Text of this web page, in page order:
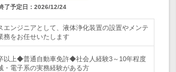
了予定日： 2026/12/24
エンジニアとして、液体浄化装置の設置やメンテ
務をお任せいたします
以上◆普通自動車免許◆社会人経験3～10年程度
・電子系の実務経験がある方